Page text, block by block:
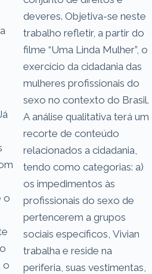
o
o
deveres. Objetiva-se neste
trabalho refletir, a partir do
filme “Uma Linda Mulher”, o
exercício da cidadania das
mulheres profissionais do
sexo no contexto do Brasil.
A análise qualitativa terá um
recorte de conteúdo
relacionados a cidadania,
tendo como categorias: a)
os impedimentos às
profissionais do sexo de
pertencerem a grupos
sociais específicos, Vivian
trabalha e reside na
periferia, suas vestimentas,